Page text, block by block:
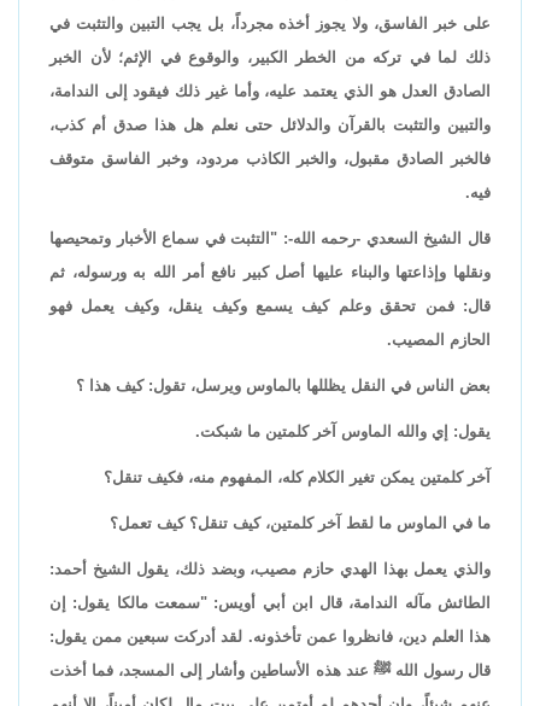
على خبر الفاسق، ولا يجوز أخذه مجرداً، بل يجب التبين والتثبت في
ذلك لما في تركه من الخطر الكبير، والوقوع في الإثم؛ لأن الخبر
الصادق العدل هو الذي يعتمد عليه، وأما غير ذلك فيقود إلى الندامة،
والتبين والتثبت بالقرآن والدلائل حتى نعلم هل هذا صدق أم كذب،
فالخبر الصادق مقبول، والخبر الكاذب مردود، وخبر الفاسق متوقف
فيه.
قال الشيخ السعدي -رحمه الله-: "التثبت في سماع الأخبار وتمحيصها
ونقلها وإذاعتها والبناء عليها أصل كبير نافع أمر الله به ورسوله، ثم
قال: فمن تحقق وعلم كيف يسمع وكيف ينقل، وكيف يعمل فهو
الحازم المصيب.
بعض الناس في النقل يظللها بالماوس ويرسل، تقول: كيف هذا ؟
يقول: إي والله الماوس آخر كلمتين ما شبكت.
آخر كلمتين يمكن تغير الكلام كله، المفهوم منه، فكيف تنقل؟
ما في الماوس ما لقط آخر كلمتين، كيف تنقل؟ كيف تعمل؟
والذي يعمل بهذا الهدي حازم مصيب، وبضد ذلك، يقول الشيخ أحمد:
الطائش مآله الندامة، قال ابن أبي أويس: "سمعت مالكا يقول: إن
هذا العلم دين، فانظروا عمن تأخذونه. لقد أدركت سبعين ممن يقول:
قال رسول الله ﷺ عند هذه الأساطين وأشار إلى المسجد، فما أخذت